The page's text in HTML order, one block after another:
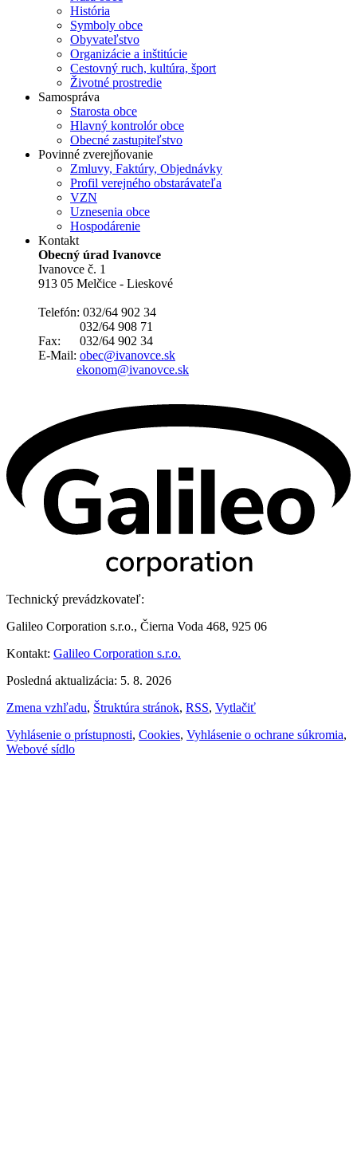
História
Symboly obce
Obyvateľstvo
Organizácie a inštitúcie
Cestovný ruch, kultúra, šport
Životné prostredie
Samospráva
Starosta obce
Hlavný kontrolór obce
Obecné zastupiteľstvo
Povinné zverejňovanie
Zmluvy, Faktúry, Objednávky
Profil verejného obstarávateľa
VZN
Uznesenia obce
Hospodárenie
Kontakt
Obecný úrad Ivanovce
Ivanovce č. 1
913 05 Melčice - Lieskové
Telefón: 032/64 902 34
032/64 908 71
Fax: 032/64 902 34
E-Mail: obec@ivanovce.sk
ekonom@ivanovce.sk
Technický prevádzkovateľ:
Galileo Corporation s.r.o., Čierna Voda 468, 925 06
Kontakt: Galileo Corporation s.r.o.
Posledná aktualizácia: 5. 8. 2026
Zmena vzhľadu, Štruktúra stránok, RSS, Vytlačiť
Vyhlásenie o prístupnosti, Cookies, Vyhlásenie o ochrane súkromia,
Webové sídlo